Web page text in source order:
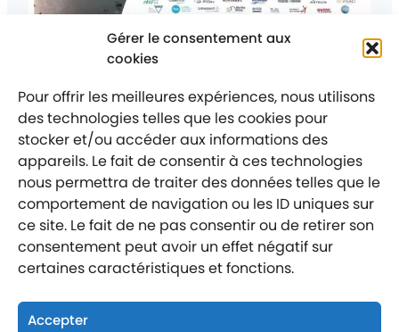
Gérer le consentement aux
cookies
Pour offrir les meilleures expériences, nous utilisons
des technologies telles que les cookies pour
stocker et/ou accéder aux informations des
appareils. Le fait de consentir à ces technologies
nous permettra de traiter des données telles que le
comportement de navigation ou les ID uniques sur
ce site. Le fait de ne pas consentir ou de retirer son
consentement peut avoir un effet négatif sur
certaines caractéristiques et fonctions.
Accepter
Le 9 juin 2026Catégorie
:
Ce qui se passe chez nous
Architectes, designers, étudiants, créateurs,
façonner les territoires de demain ?
Mentions légales
Politique de confidentialité
Labellisé entreprise engagée